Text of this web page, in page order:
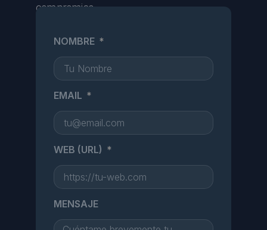
compromiso.
NOMBRE
EMAIL
WEB (URL)
MENSAJE